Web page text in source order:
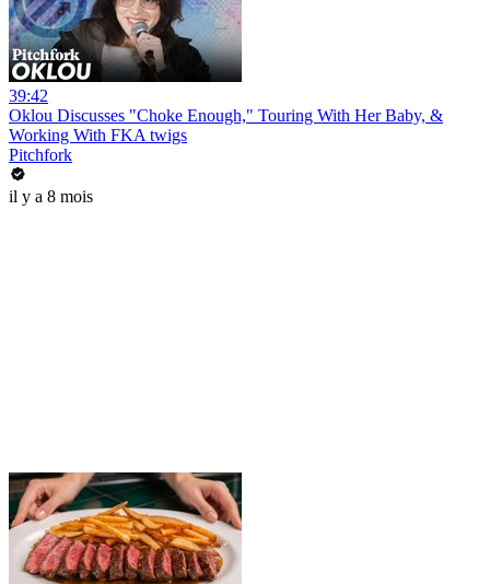
39:42
Oklou Discusses "Choke Enough," Touring With Her Baby, &
Working With FKA twigs
Pitchfork
il y a 8 mois